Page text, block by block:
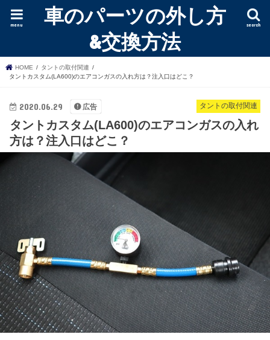
車のパーツの外し方
&交換方法
search
menu
HOME
タントの取付関連
タントカスタム(LA600)のエアコンガスの入れ方は？注入口はどこ？
タントの取付関連
2020.06.29 広告
タントカスタム(LA600)のエアコンガスの入れ
方は？注入口はどこ？